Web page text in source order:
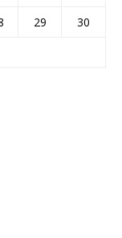
29
30